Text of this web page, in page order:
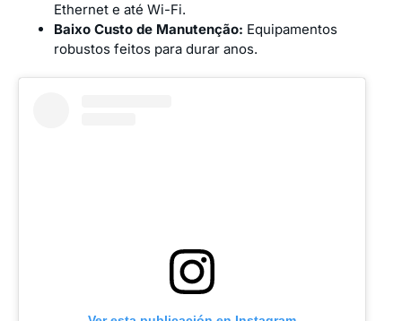
Ethernet e até Wi-Fi.
Baixo Custo de Manutenção: Equipamentos
robustos feitos para durar anos.